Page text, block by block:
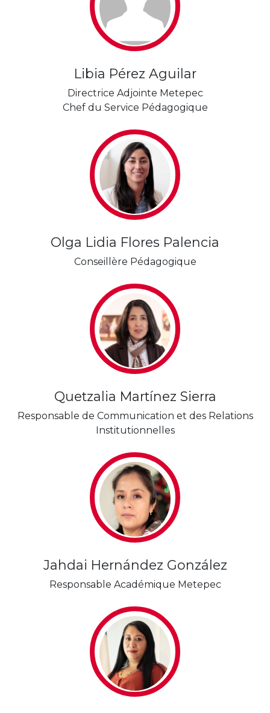
Libia Pérez Aguilar
Directrice Adjointe Metepec
Chef du Service Pédagogique
Olga Lidia Flores Palencia
Conseillère Pédagogique
Quetzalia Martínez Sierra
Responsable de Communication et des Relations
Institutionnelles
Jahdai Hernández González
Responsable Académique Metepec